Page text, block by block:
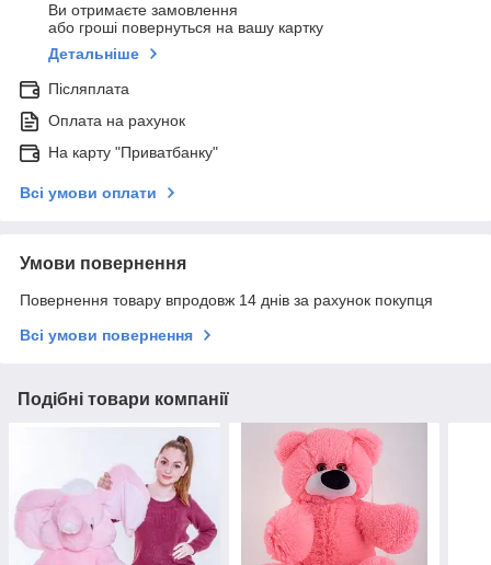
Ви отримаєте замовлення
або гроші повернуться на вашу картку
Детальніше
Післяплата
Оплата на рахунок
На карту "Приватбанку"
Всі умови оплати
Умови повернення
Повернення товару впродовж 14 днів за рахунок покупця
Всі умови повернення
Подібні товари компанії